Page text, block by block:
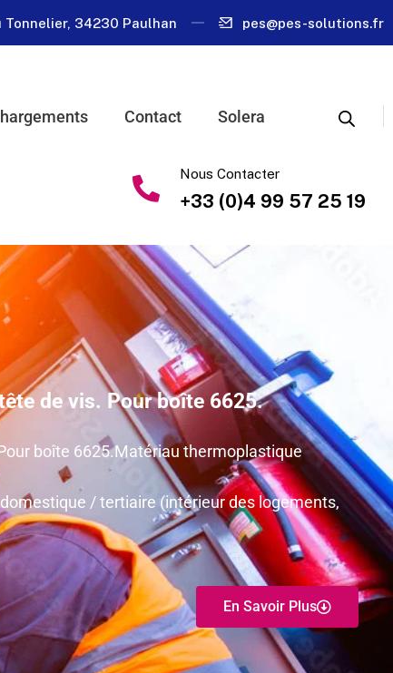
Tonnelier, 34230 Paulhan pes@pes-solutions.fr
Contact Solera
Nous Contacter
+33 (0)4 99 57 25 19
de vis. Pour boîte 6625.
boîte 6625.Matériau thermoplastique
/ tertiaire (intérieur des logements,
En Savoir Plus